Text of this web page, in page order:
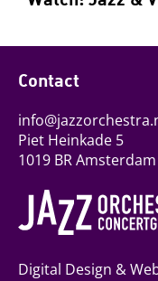
Contact
Piet Heinkade 5
1019 BR Amsterdam
Digital Design &